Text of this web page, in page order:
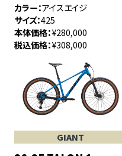
カラー アイスエイジ
サイズ 425
本体価格 ¥280,000
税込価格 ¥308,000
GIANT